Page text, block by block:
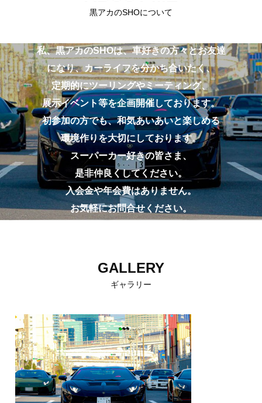
黒アカのSHOについて
私、黒アカのSHOは、車好きの方々とお友達
になり、カーライフを分かち合いたく、
定期的にツーリングやミーティング、
展示イベント等を企画開催しております。
初参加の方でも、和気あいあいと楽しめる
環境作りを大切にしております。
スーパーカー好きの皆さま、
是非仲良くしてください。
入会金や年会費はありません。
お気軽にお問合せください。
GALLERY
ギャラリー